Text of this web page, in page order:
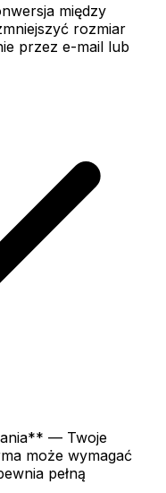
między
rozmiar
przez e-mail lub
— Twoje
może wymagać
pełną